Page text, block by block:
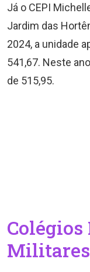
Já o CEPI
Jardim das
2024, a unidade
541,67. Neste
de 515,95.